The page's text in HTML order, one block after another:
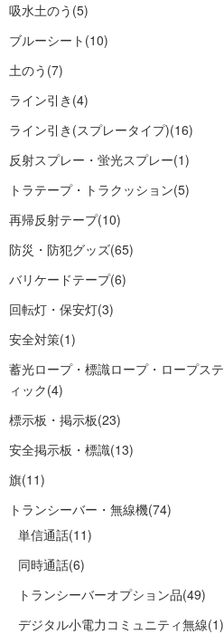
吸水土のう (5)
ブルーシート (10)
土のう (7)
ライン引き (4)
ライン引き(スプレータイプ)(16)
反射スプレー・蛍光スプレー(1)
トラテープ・トラクッション(5)
再帰反射テープ(10)
防災・防犯グッズ(65)
バリケードテープ(6)
回転灯・保安灯(3)
安全対策(1)
蓄光ロープ・標識ロープ・ロープステ
ィック(4)
標示板・掲示板(23)
安全掲示板・標識(13)
旗(11)
トランシーバー・無線機(74)
単信通話(11)
同時通話(6)
トランシーバーオプション品(49)
デジタル小電力コミュニティ無線(1)